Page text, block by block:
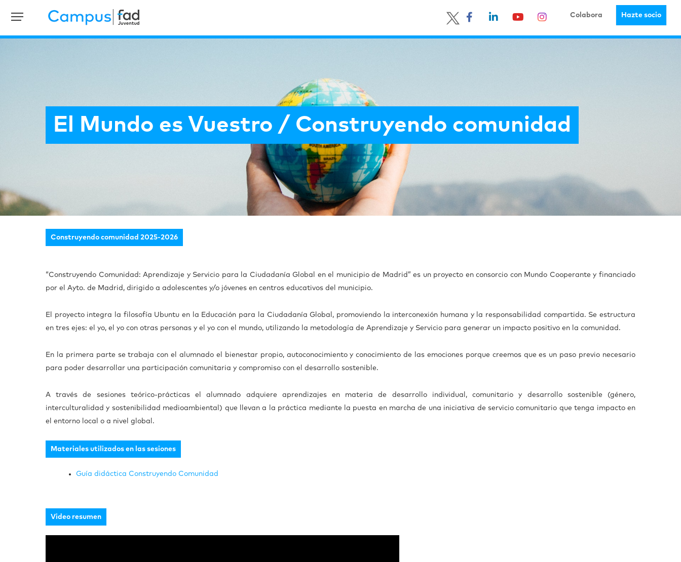
Colabora Hazte socio
El Mundo es Vuestro / Construyendo comunidad
Construyendo comunidad 2025-2026
“Construyendo Comunidad: Aprendizaje y Servicio para la Ciudadanía Global en el municipio de Madrid” es un proyecto en consorcio con Mundo Cooperante y financiado
por el Ayto. de Madrid, dirigido a adolescentes y/o jóvenes en centros educativos del municipio.
El proyecto integra la filosofía Ubuntu en la Educación para la Ciudadanía Global, promoviendo la interconexión humana y la responsabilidad compartida. Se estructura
en tres ejes: el yo, el yo con otras personas y el yo con el mundo, utilizando la metodología de Aprendizaje y Servicio para generar un impacto positivo en la comunidad.
En la primera parte se trabaja con el alumnado el bienestar propio, autoconocimiento y conocimiento de las emociones porque creemos que es un paso previo necesario
para poder desarrollar una participación comunitaria y compromiso con el desarrollo sostenible.
A través de sesiones teórico-prácticas el alumnado adquiere aprendizajes en materia de desarrollo individual, comunitario y desarrollo sostenible (género,
interculturalidad y sostenibilidad medioambiental) que llevan a la práctica mediante la puesta en marcha de una iniciativa de servicio comunitario que tenga impacto en
el entorno local o a nivel global.
Materiales utilizados en las sesiones
Guía didáctica Construyendo Comunidad
Video resumen